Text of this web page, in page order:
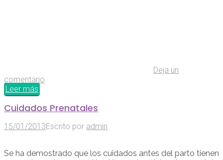
Deja un
comentario
Leer más
Cuidados Prenatales
15/01/2013Escrito por admin
Se ha demostrado que los cuidados antes del parto tienen